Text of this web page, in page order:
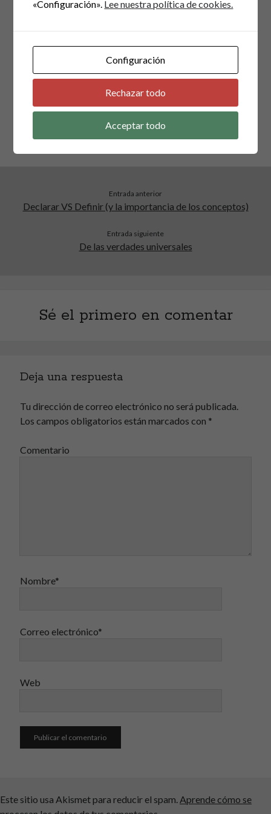
lo tacho con la tinta del mismo color.
usualmente relacionamos ciertos tonos con estados de
ánimo particulares por ejemplo el rojo de alerta, el azul
Ingeniería De Software
Entrada anterior
Declarar VS Definir (y la importancia de los conceptos)
Entrada siguiente
De las verdades universales
Sé el primero en comentar
Deja una respuesta
Tu dirección de correo electrónico no será publicada.
Los campos obligatorios están marcados con *
Comentario
Nombre*
Correo electrónico*
Web
Este sitio usa Akismet para reducir el spam.Aprende cómo se
«Configuración». Lee nuestra política de cookies.
Configuración
Rechazar todo
Acceptar todo